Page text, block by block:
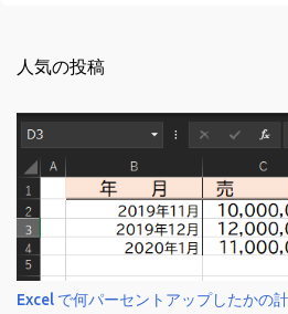
人気の投稿
Excel で何パーセントアップしたかの